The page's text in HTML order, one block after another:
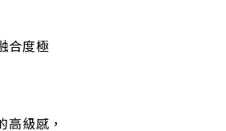
合度極
級感，